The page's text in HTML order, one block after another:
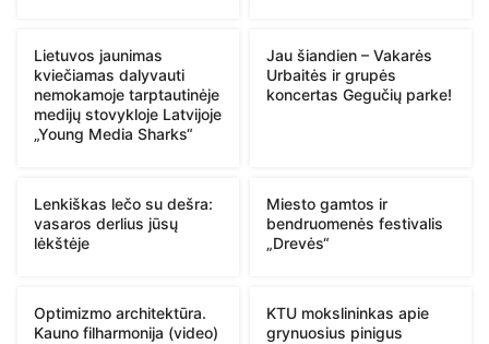
Lietuvos jaunimas
kviečiamas dalyvauti
nemokamoje tarptautinėje
medijų stovykloje Latvijoje
„Young Media Sharks“
Jau šiandien – Vakarės
Urbaitės ir grupės
koncertas Gegučių parke!
Lenkiškas lečo su dešra:
vasaros derlius jūsų
lėkštėje
Miesto gamtos ir
bendruomenės festivalis
„Drevės“
Optimizmo architektūra.
Kauno filharmonija (video)
KTU mokslininkas apie
grynuosius pinigus